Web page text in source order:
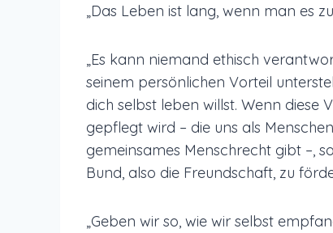
„Das Leben ist lang, wenn man es
„Es kann niemand ethisch
seinem persönlichen Vorteil
dich selbst leben willst. Wenn diese
gepflegt wird – die uns als
gemeinsames Menschrecht gibt –,
Bund, also die Freundschaft, zu
„Geben wir so, wie wir selbst